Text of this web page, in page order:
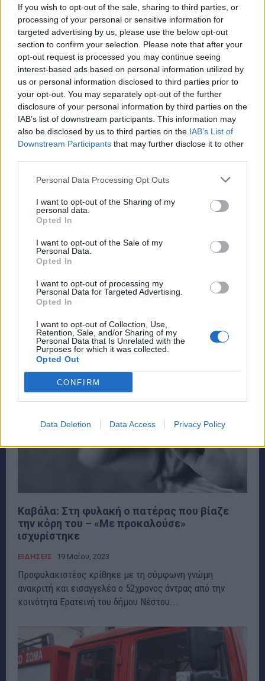
If you wish to opt-out of the sale, sharing to third parties, or
processing of your personal or sensitive information for
targeted advertising by us, please use the below opt-out
section to confirm your selection. Please note that after your
opt-out request is processed you may continue seeing
interest-based ads based on personal information utilized by
us or personal information disclosed to third parties prior to
your opt-out. You may separately opt-out of the further
disclosure of your personal information by third parties on the
IAB’s list of downstream participants. This information may
also be disclosed by us to third parties on the IAB’s List of
Downstream Participants that may further disclose it to other
Personal Data Processing Opt Outs
I want to opt-out of the Sharing of my
personal data.
Opted In
I want to opt-out of the Sale of my
Personal Data.
Opted In
I want to opt-out of processing my
Personal Data for Targeted Advertising.
Opted In
I want to opt-out of Collection, Use,
Retention, Sale, and/or Sharing of my
Personal Data that Is Unrelated with the
Purposes for which it was collected.
Opted Out
CONFIRM
Data Deletion Data Access Privacy Policy
συμπληρωματική αυτοψία του ιατροδικαστή στον τόπο,
όπου βρέθηκε νεκρή η 68χρονη κτηνοτρόφος...
Καβάλα: Ανατροπή με τον θάνατο της
68χρονης κτηνοτρόφου
ΕΙΔΗΣΕΙΣ 5 Ιουνίου, 2023
Ανατρέπει τα μέχρι τώρα δεδομένα η δεύτερη αυτοψία
του ιατροδικαστή για τον θάνατο της 68χρονης
κτηνοτρόφου, η οποία βρέθηκε νεκρή από...
Καβάλα: Στη φυλακή ο πατέρας που βίαζε
την κόρη του – «Με προκαλούσε»
ισχυρίστηκε
ΕΙΔΗΣΕΙΣ 19 Μαΐου, 2023
Προφυλακιστέος κρίθηκε με τη σύμφωνη γνώμη
ανακριτή και εισαγγελέα ο 52χρονος άντρας από την
κοινότητα Ερατεινή του δήμου Νέστου...